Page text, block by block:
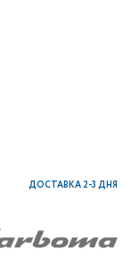
ДОСТАВКА 2-3 ДНЯ